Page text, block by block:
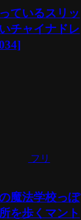
ているスリッ
チャイナドレ
フリ
魔法学校っぽ
を歩くマント